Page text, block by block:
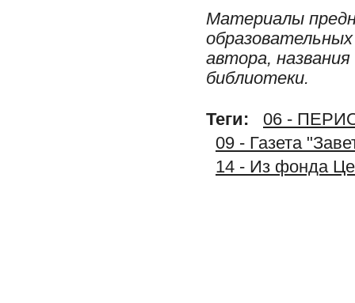
Материалы
автора,
библиотеки.
Теги:
06 -
09 - Газета
14 - Из фонда